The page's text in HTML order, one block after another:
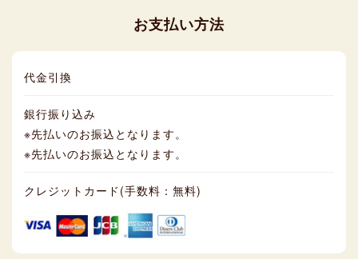
お支払い方法
代金引換
銀行振り込み
※先払いのお振込となります。
※先払いのお振込となります。
クレジットカード(手数料：無料)